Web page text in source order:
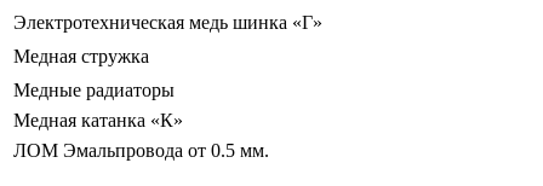
Электротехническая медь шинка «Г»
Медная стружка
Медные радиаторы
Медная катанка «К»
ЛОМ Эмальпровода от 0.5 мм.